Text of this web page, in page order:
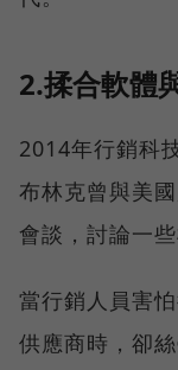
2.揉合軟體
2014年行銷科
布林克曾與美
會談，討論一
當行銷人員害
供應商時，卻